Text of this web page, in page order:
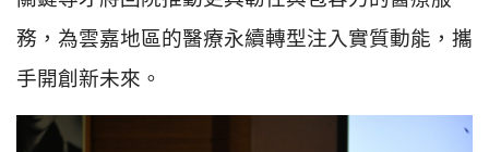
務，為雲嘉地區的醫療永續轉型注入實質動能，攜
手開創新未來。